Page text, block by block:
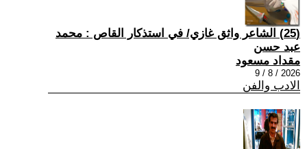
(25) الشاعر واثق غازي/ في استذكار القاص : محمد
عبد حسن
مقداد مسعود
2026 / 8 / 9
الادب والفن